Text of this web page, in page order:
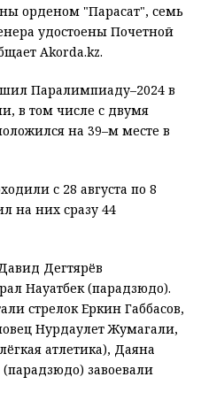
орденом "Парасат", семь
удостоены Почетной
Akorda.kz.
Паралимпиаду–2024 в
в том числе с двумя
на 39–м месте в
с 28 августа по 8
на них сразу 44
Дегтярёв
Науатбек (парадзюдо).
стрелок Еркин Габбасов,
Нурдаулет Жумагали,
атлетика), Даяна
завоевали